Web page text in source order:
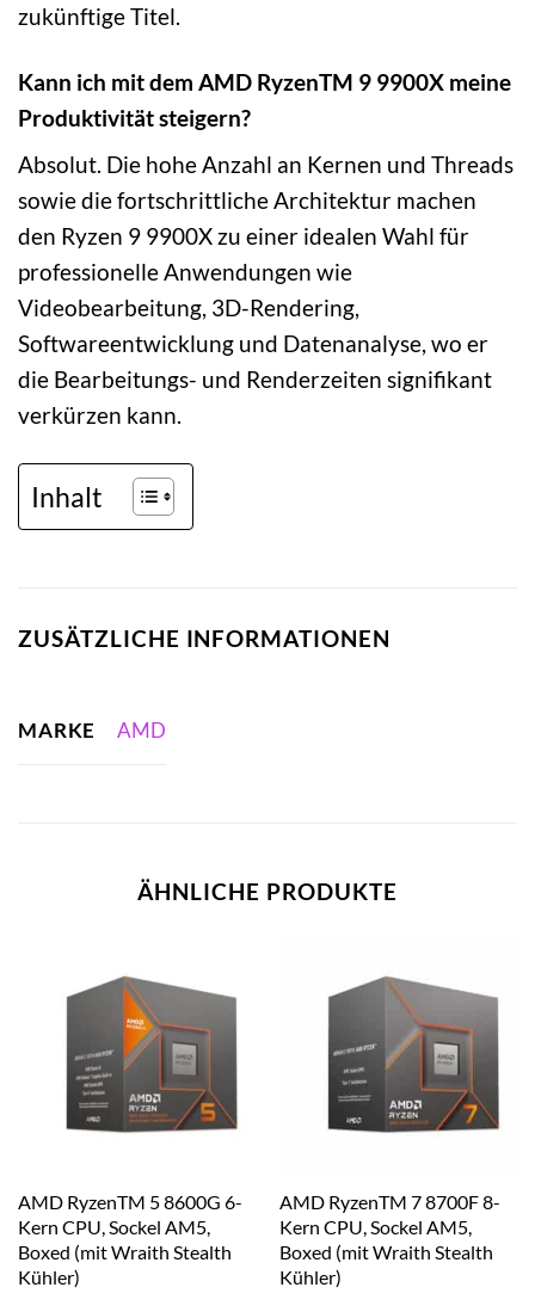
zukünftige Titel.
Kann ich mit dem AMD RyzenTM 9 9900X meine
Produktivität steigern?
Absolut. Die hohe Anzahl an Kernen und Threads
sowie die fortschrittliche Architektur machen
den Ryzen 9 9900X zu einer idealen Wahl für
professionelle Anwendungen wie
Videobearbeitung, 3D-Rendering,
Softwareentwicklung und Datenanalyse, wo er
die Bearbeitungs- und Renderzeiten signifikant
verkürzen kann.
Inhalt
ZUSÄTZLICHE INFORMATIONEN
MARKE AMD
ÄHNLICHE PRODUKTE
AMD RyzenTM 5 8600G 6-
Kern CPU, Sockel AM5,
Boxed (mit Wraith Stealth
Kühler)
AMD RyzenTM 7 8700F 8-
Kern CPU, Sockel AM5,
Boxed (mit Wraith Stealth
Kühler)